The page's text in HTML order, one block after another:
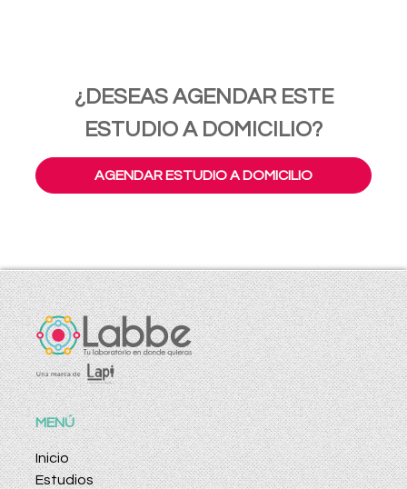
¿DESEAS AGENDAR ESTE
ESTUDIO A DOMICILIO?
AGENDAR ESTUDIO A DOMICILIO
MENÚ
Inicio
Estudios